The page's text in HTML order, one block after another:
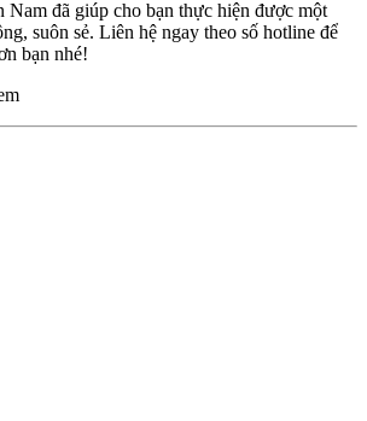
Nam đã giúp cho bạn thực hiện được một
suôn sẻ. Liên hệ ngay theo số hotline để
bạn nhé!